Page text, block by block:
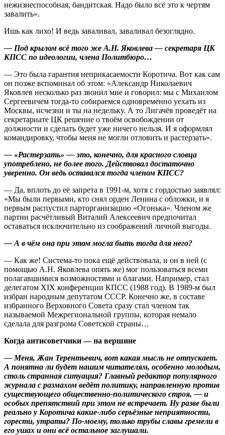
нежизнеспособная, бандитская. Надо было всё это к чертям
завалить».
Ишь как лихо! И ведь заваливал, заваливал безоглядно.
— Под крылом всё того же А.Н. Яковлева — секретаря ЦК
КПСС по идеологии, члена Политбюро…
— Это была гарантия неприкасаемости Коротича. Вот как сам
он позже вспоминал об этом: «Александр Николаевич
Яковлев несколько раз звонил мне и говорил: мы с Михаилом
Сергеевичем тогда-то собираемся одновременно уехать из
Москвы, исчезни и ты на недельку. А то Лигачёв проведёт на
секретариате ЦК решение о твоём освобождении от
должности и сделать будет уже ничего нельзя. И я оформлял
командировку, чтобы меня не могли отловить и растерзать».
— «Растерзать» — это, конечно, для красного словца
употреблено, не более того. Действовал достаточно
уверенно. Он ведь оставался тогда членом КПСС?
— Да, вплоть до её запрета в 1991-м, хотя с гордостью заявлял:
«Мы были первыми, кто снял орден Ленина с обложки, и я
первым распустил парторганизацию «Огонька». Членом же
партии расчётливый Виталий Алексеевич предпочитал
оставаться исключительно из соображений личной выгоды.
— А в чём она при этом могла быть тогда для него?
— Как же! Система-то пока ещё действовала, и он в ней (с
помощью А.Н. Яковлева опять же) мог пользоваться всеми
полагавшимися возможностями и благами. Например, стал
делегатом XIX конференции КПСС (1988 год). В 1989-м был
избран народным депутатом СССР. Конечно же, в составе
избранного Верховного Совета сразу стал членом так
называемой Межрегиональной группы, которая немало
сделала для разгрома Советской страны…
Когда антисоветчики — на вершине
— Меня, Жан Терентьевич, вот какая мысль не отпускает.
А понятна ли будет нашим читателям, особенно молодым,
столь странная ситуация? Главный редактор популярного
журнала с размахом ведёт политику, направленную против
существующего общественно-политического строя, — и
особых препятствий при этом не встречает. Ну разве были
реально у Коротича какие-либо серьёзные неприятности,
горести, утраты? По-моему, только трубы славы гремели в
его ушах и они всё остальное заглушали.